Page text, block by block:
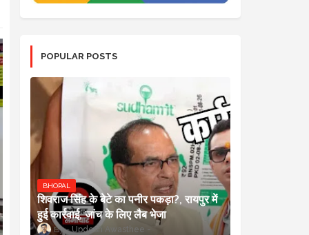
POPULAR POSTS
BHOPAL
शिवराज सिंह के बेटे का पनीर पकड़ा?, रायपुर में
हुई कार्रवाई, जांच के लिए लैब भेजा
Updesh Awasthee